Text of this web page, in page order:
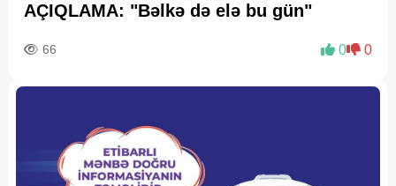
AÇIQLAMA: "Bəlkə də elə bu gün"
66 0 0